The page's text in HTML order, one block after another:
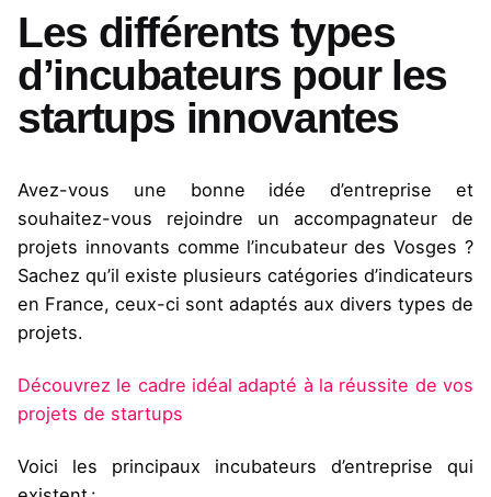
Les différents types
d’incubateurs pour les
startups innovantes
Avez-vous une bonne idée d’entreprise et
souhaitez-vous rejoindre un accompagnateur de
projets innovants comme l’incubateur des Vosges ?
Sachez qu’il existe plusieurs catégories d’indicateurs
en France, ceux-ci sont adaptés aux divers types de
projets.
Découvrez le cadre idéal adapté à la réussite de vos
projets de startups
Voici les principaux incubateurs d’entreprise qui